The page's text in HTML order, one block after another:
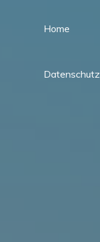
Home
Datenschutz